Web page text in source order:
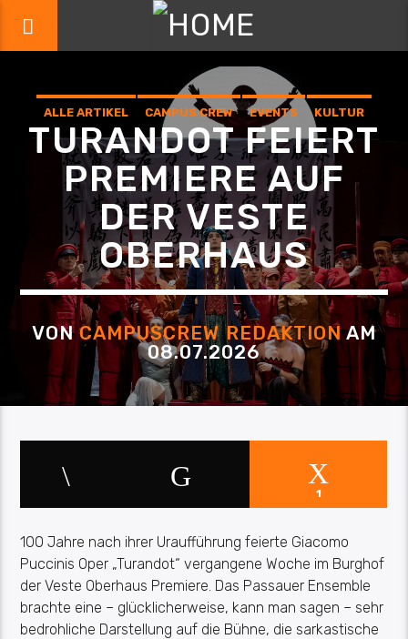
ALLE ARTIKEL CAMPUS CREW EVENTS KULTUR
TURANDOT FEIERT
PREMIERE AUF
DER VESTE
OBERHAUS
VONCAMPUSCREW REDAKTIONAM
08.07.2026
1
100 Jahre nach ihrer Uraufführung feierte Giacomo
Puccinis Oper „Turandot“vergangene Woche im Burghof
der Veste Oberhaus Premiere. Das Passauer Ensemble
brachte eine – glücklicherweise, kann man sagen – sehr
bedrohliche Darstellung auf die Bühne, die sarkastische